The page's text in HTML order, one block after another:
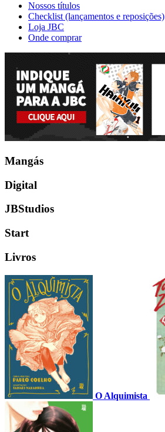
Nossos títulos
Checklist (lançamentos e reposições)
Loja JBC
Onde comprar
Mangás
Digital
JBStudios
Start
Livros
O Alquimista